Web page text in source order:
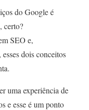
do Google é
certo?
SEO e,
dois conceitos
uma experiência de
e esse é um ponto